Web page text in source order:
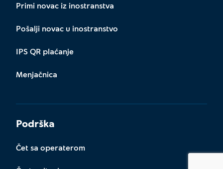
Primi novac iz inostranstva
Pošalji novac u inostranstvo
IPS QR plaćanje
Menjačnica
Podrška
Čet sa operaterom